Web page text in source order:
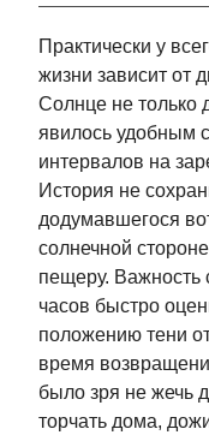
Практически у
жизни зависит от
Солнце не только
явилось удобным
интервалов на
История не
додумавшегося
солнечной
пещеру. Важность
часов быстро
положению тени
время
было зря не жечь
торчать дома,